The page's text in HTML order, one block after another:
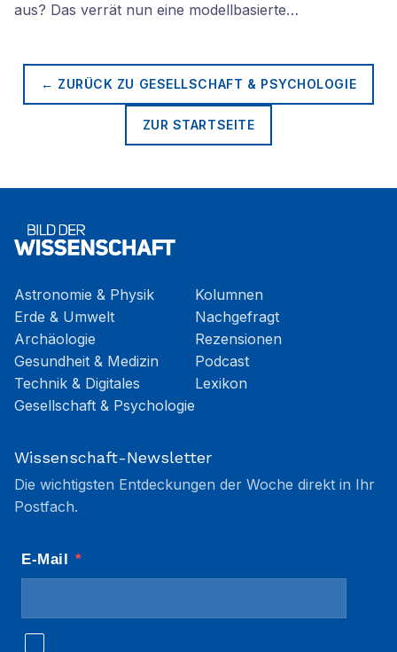
aus? Das verrät nun eine modellbasierte…
← ZURÜCK ZU GESELLSCHAFT & PSYCHOLOGIE
ZUR STARTSEITE
Astronomie & Physik
Erde & Umwelt
Archäologie
Gesundheit & Medizin
Technik & Digitales
Gesellschaft & Psychologie
Kolumnen
Nachgefragt
Rezensionen
Podcast
Lexikon
Wissenschaft-Newsletter
Die wichtigsten Entdeckungen der Woche direkt in Ihr
Postfach.